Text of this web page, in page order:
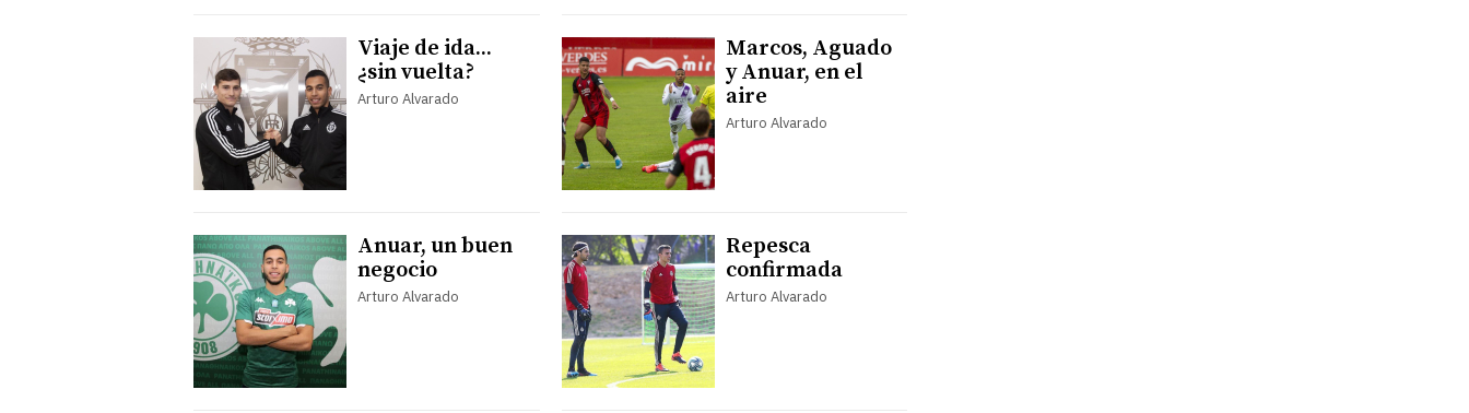
Viaje de ida...
¿sin vuelta?
Arturo Alvarado
Marcos, Aguado
y Anuar, en el
aire
Arturo Alvarado
Anuar, un buen
negocio
Arturo Alvarado
Repesca
confirmada
Arturo Alvarado